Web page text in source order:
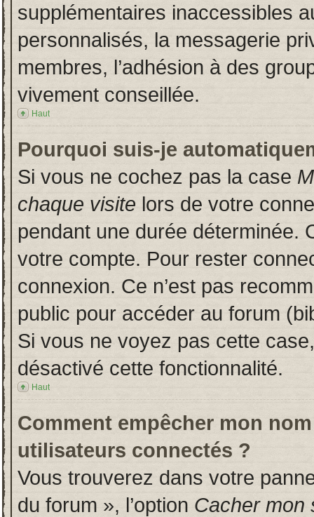
supplémentaires inaccessibles
personnalisés, la messagerie
membres, l’adhésion à des
vivement conseillée.
Haut
Pourquoi suis-je
Si vous ne cochez pas la case
chaque visite lors de votre
pendant une durée déterminée.
votre compte. Pour rester
connexion. Ce n’est pas
public pour accéder au forum
Si vous ne voyez pas cette
désactivé cette fonctionnalité.
Haut
Comment empêcher mon
utilisateurs connectés ?
Vous trouverez dans votre
du forum », l’option Cacher mon